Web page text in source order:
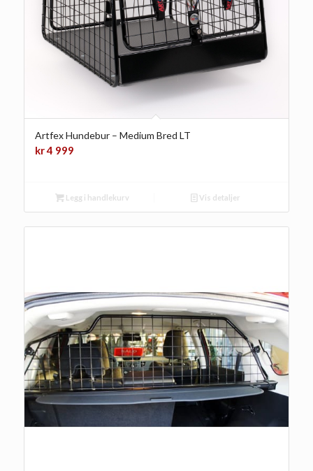
Artfex Hundebur – Medium Bred LT
kr4 999
Legg i handlekurv Vis detaljer